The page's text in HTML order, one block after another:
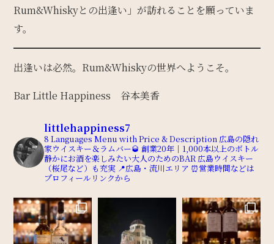
Rum&Whiskyとの出逢い」が訪れることを願っていま
す。
出逢いは必然。Rum&Whiskyの世界へようこそ。
Bar Little Happiness 谷本美香
littlehappiness7
8 Languages Menu with Price & Description 広島の隠れ
家ウイスキー＆ラムバー🥃 創業20年｜1,000本以上のボトル
静かにお酒を楽しみたい大人のためのBAR 広島ウイスキー
（桜尾など）も充実 📍広島・流川エリア ⏰営業時間などは
プロフィールリンクから